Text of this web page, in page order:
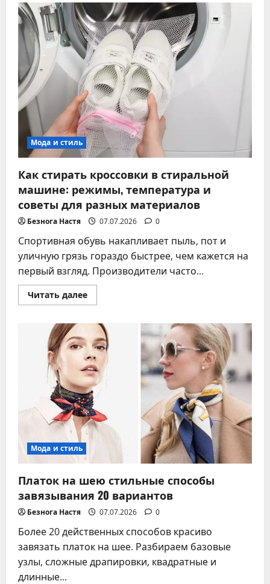
кошелек
–
что
делать
дальше?
Полный
гид
с
первых
дней
Мода и стиль
Как стирать кроссовки в стиральной
машине: режимы, температура и
советы для разных материалов
Безнога Настя 07.07.2026 0
Спортивная обувь накапливает пыль, пот и
уличную грязь гораздо быстрее, чем кажется на
первый взгляд. Производители часто...
Читать далееПрочитать
больше
стирать
кроссовки
в
стиральной
машине:
режимы,
температура
и
советы
для
разных
материалов
Мода и стиль
Платок на шею стильные способы
завязывания 20 вариантов
Безнога Настя 07.07.2026 0
Более 20 действенных способов красиво
завязать платок на шее. Разбираем базовые
узлы, сложные драпировки, квадратные и
длинные...